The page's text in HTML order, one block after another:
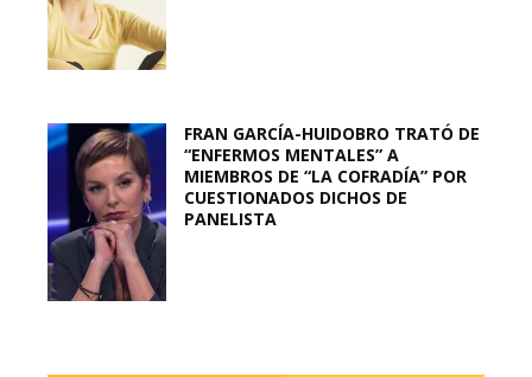
FRAN GARCÍA-HUIDOBRO TRATÓ DE
“ENFERMOS MENTALES” A
MIEMBROS DE “LA COFRADÍA” POR
CUESTIONADOS DICHOS DE
PANELISTA